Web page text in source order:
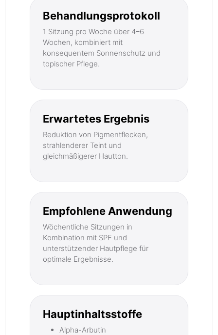
Behandlungsprotokoll
1 Sitzung pro Woche über 4–6
Wochen, kombiniert mit
konsequentem Sonnenschutz und
topischer Pflege.
Erwartetes Ergebnis
Reduktion von Pigmentflecken,
strahlenderer Teint und
gleichmäßigerer Hautton.
Empfohlene Anwendung
Wöchentliche Sitzungen in
Kombination mit SPF und
unterstützender Hautpflege für
optimale Ergebnisse.
Hauptinhaltsstoffe
Alpha-Arbutin